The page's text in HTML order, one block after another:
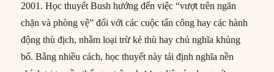
2001. Học thuyết Bush hướng đến việc “vượt trên ngăn
chặn và phòng vệ” đối với các cuộc tấn công hay các hành
động thù địch, nhằm loại trừ kẻ thù hay chủ nghĩa khủng
bố. Bằng nhiều cách, học thuyết này tái định nghĩa nền